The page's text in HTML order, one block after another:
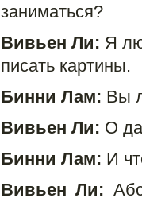
заниматься?
Вивьен Ли: Я
писать картины.
Бинни Лам: Вы
Вивьен Ли: О
Бинни Лам: И
Вивьен Ли: